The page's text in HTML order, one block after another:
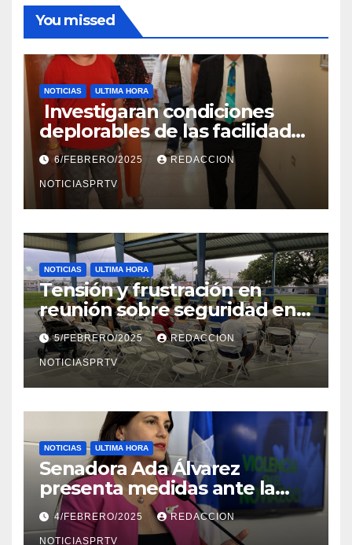
You missed
NOTICIAS ULTIMA HORA
Investigaran condiciones
deplorables de las facilidades
el Departamento de la Salud
en Mayagüez
6/FEBRERO/2025 REDACCION
NOTICIASPRTV
NOTICIAS ULTIMA HORA
Tensión y frustración en
reunión sobre seguridad en
Reparto Metropolitano
5/FEBRERO/2025 REDACCION
NOTICIASPRTV
NOTICIAS ULTIMA HORA
Senadora Ada Álvarez
presenta medidas ante la
violencia en el noviazgo
4/FEBRERO/2025 REDACCION
NOTICIASPRTV